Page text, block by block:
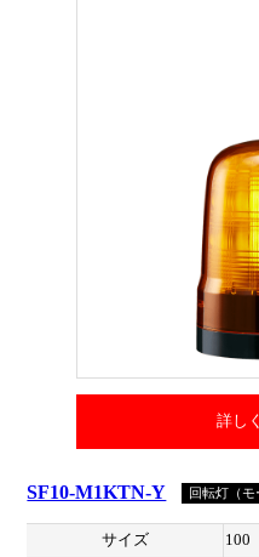
詳し
SF10-M1KTN-Y 回転灯（モ
サイズ
100